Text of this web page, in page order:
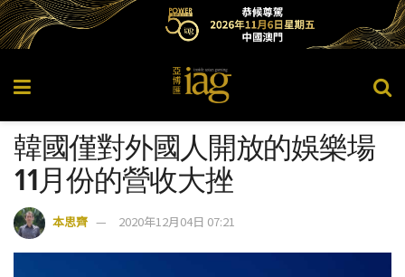
韓國僅對外國人開放的娛樂場
11月份的營收大挫
本思齊 2020年12月04日 07:21